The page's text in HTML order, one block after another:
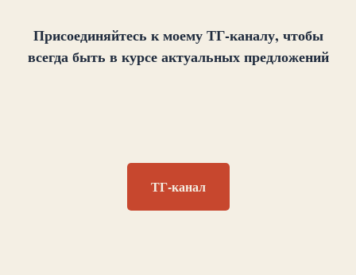
Присоединяйтесь к моему ТГ-каналу, чтобы
всегда быть в курсе актуальных предложений
ТГ-канал